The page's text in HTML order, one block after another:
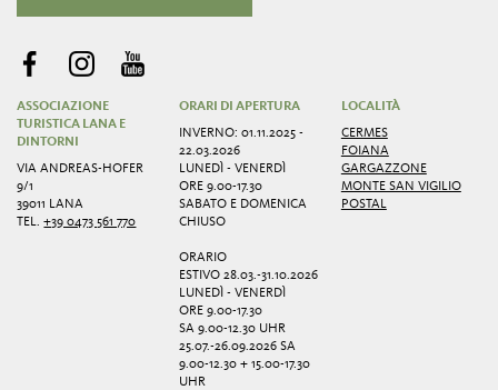
ASSOCIAZIONE
TURISTICA LANA E
DINTORNI
VIA ANDREAS-HOFER
9/1
39011 LANA
TEL.+39 0473 561 770
ORARI DI APERTURA
INVERNO: 01.11.2025 -
22.03.2026
LUNEDÌ - VENERDÌ
ORE 9.00-17.30
SABATO E DOMENICA
CHIUSO
ORARIO
ESTIVO 28.03.-31.10.2026
LUNEDÌ - VENERDÌ
ORE 9.00-17.30
SA 9.00-12.30 UHR
25.07.-26.09.2026 SA
9.00-12.30 + 15.00-17.30
UHR
LOCALITÀ
CERMES
FOIANA
GARGAZZONE
MONTE SAN VIGILIO
POSTAL